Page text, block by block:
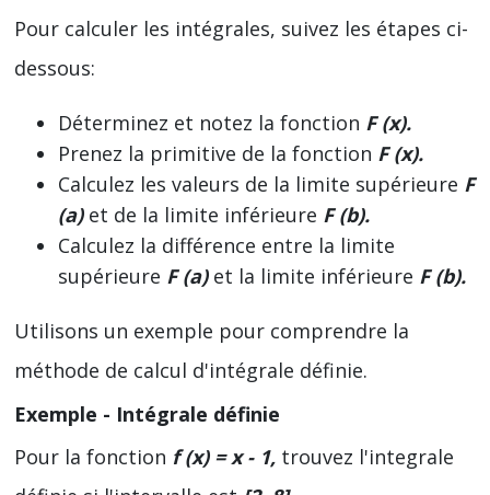
Pour calculer les intégrales, suivez les étapes ci-
dessous:
Déterminez et notez la fonction F (x).
Prenez la primitive de la fonction F (x).
Calculez les valeurs de la limite supérieure F
(a) et de la limite inférieure F (b).
Calculez la différence entre la limite
supérieure F (a) et la limite inférieure F (b).
Utilisons un exemple pour comprendre la
méthode de calcul d'intégrale définie.
Exemple - Intégrale définie
Pour la fonction f (x) = x - 1, trouvez l'integrale